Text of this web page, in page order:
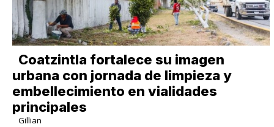
Coatzintla fortalece su imagen
urbana con jornada de limpieza y
embellecimiento en vialidades
principales
Gillian